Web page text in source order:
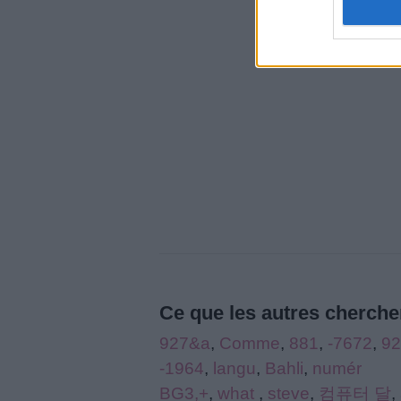
Ce que les autres
927&a, Comme, 881 , -7672,
-1964, langu, Bahli, numér
BG3,+, what , steve, 컴퓨터 달,